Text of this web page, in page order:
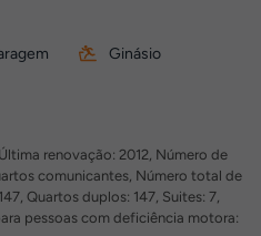
Ginásio
renovação: 2012, Número de
comunicantes, Número total de
Quartos duplos: 147, Suites: 7,
pessoas com deficiência motora: